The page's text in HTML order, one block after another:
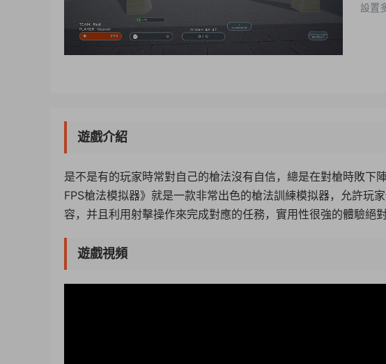
設置
遊戲介紹
是不是有的玩家時常對自己的槍法沒有自信，總是在對槍時敗下
FPS槍法模拟器》就是一款非常出色的槍法訓練模拟器，允許玩
容，并且利用射擊操作來完成對應的任務，實用性很強的體驗絕
遊戲視頻